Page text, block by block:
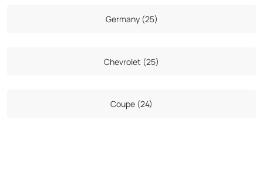
Germany (25)
Chevrolet (25)
Coupe (24)